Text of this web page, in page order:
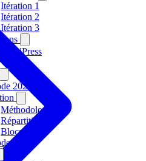
Itération 1
Itération 2
Itération 3
WordPress
2024
Méthodologie
Répartition
Blocs
2023